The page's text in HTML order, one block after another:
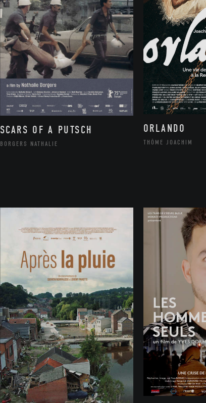
SCARS OF A PUTSCH
BORGERS NATHALIE
ORLANDO
THÔME JOACHIM